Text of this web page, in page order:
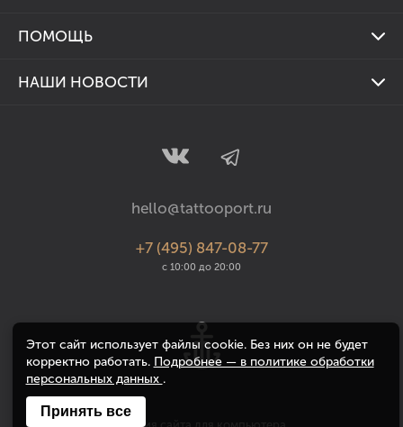
Тату краски
Держатели
Одежда
Подарочные сертификаты
Тату студиям
ПОМОЩЬ
НАШИ НОВОСТИ
hello@tattooport.ru
+7 (495) 847-08-77
с 10:00 до 20:00
Этот сайт использует файлы cookie. Без них он не будет
корректно работать. Подробнее — в политике обработки
персональных данных .
Принять все